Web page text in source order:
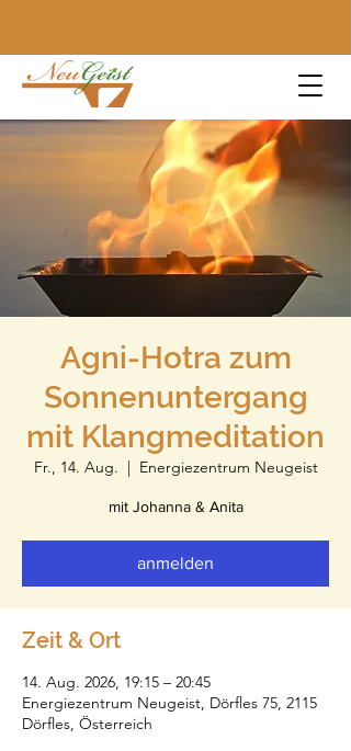
Agni-Hotra zum
Sonnenuntergang
mit Klangmeditation
Fr., 14. Aug.
  |
Energiezentrum Neugeist
mit Johanna & Anita
anmelden
Zeit & Ort
14. Aug. 2026, 19:15 – 20:45
Energiezentrum Neugeist, Dörfles 75, 2115
Dörfles, Österreich